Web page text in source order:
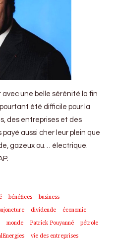
une belle sérénité la fin
été difficile pour la
des entreprises et des
aussi cher leur plein que
gazeux ou… électrique.
bénéfices
business
dividende
économie
monde Patrick Pouyanné
pétrole
vie des entreprises